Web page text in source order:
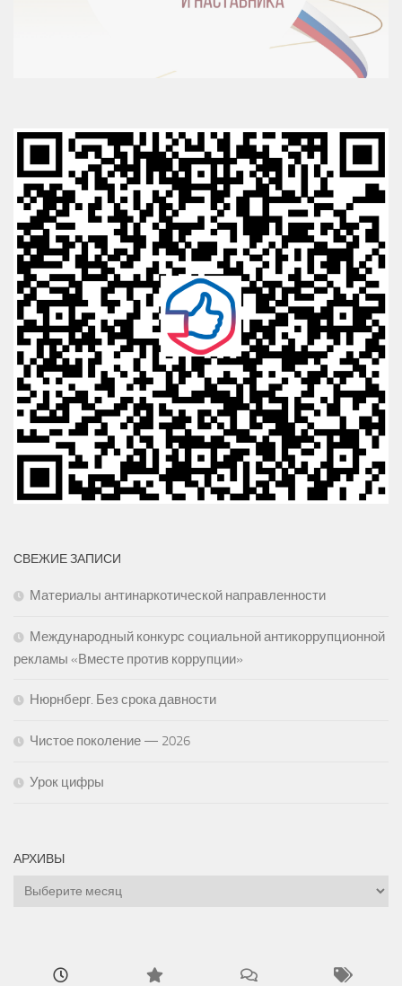
СВЕЖИЕ ЗАПИСИ
Материалы антинаркотической направленности
Международный конкурс социальной антикоррупционной
рекламы «Вместе против коррупции»
Нюрнберг. Без срока давности
Чистое поколение — 2026
Урок цифры
АРХИВЫ
Архивы